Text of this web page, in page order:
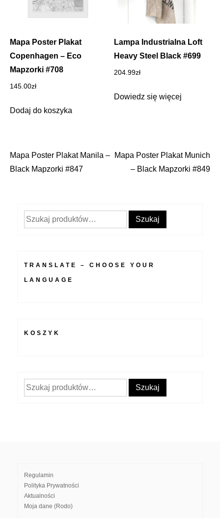
Mapa Poster Plakat
Copenhagen – Eco
Mapzorki #708
145.00zł
Dodaj do koszyka
Lampa Industrialna Loft
Heavy Steel Black #699
204.99zł
Dowiedz się więcej
Nawigacja
Mapa Poster Plakat Manila –
Black Mapzorki #847
Mapa Poster Plakat Munich
– Black Mapzorki #849
Szukaj: Szukaj
TRANSLATE – CHOOSE YOUR
LANGUAGE
KOSZYK
Szukaj: Szukaj
Regulamin
Polityka Prywatności
Aktualności
Moja dane (Rodo)